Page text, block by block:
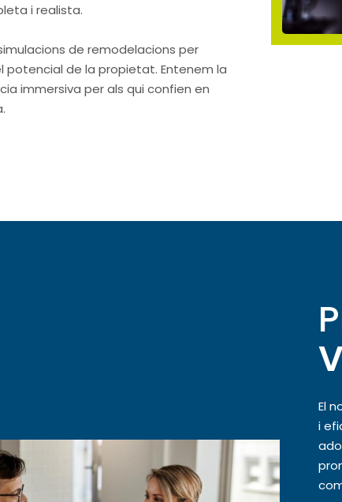
i realista.
de remodelacions per
potencial de la propietat. Entenem la
immersiva per als qui confien en
El
i